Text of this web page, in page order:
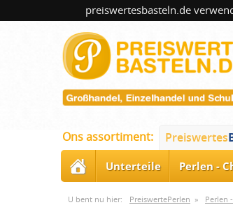
preiswertesbasteln.de
Ons assortiment: Preiswertes
Unterteile Perlen -
U bent nu hier: PreiswertePerlen » Perlen